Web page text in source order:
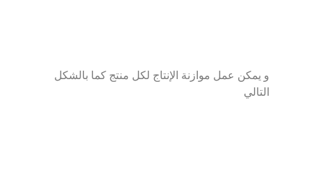
و يمكن عمل موازنة الإنتاج لكل منتج كما بالشكل
التالي